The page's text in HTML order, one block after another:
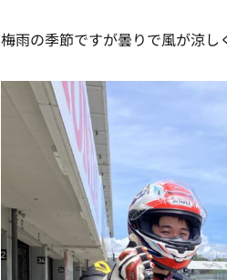
梅雨の季節ですが曇りで風が涼